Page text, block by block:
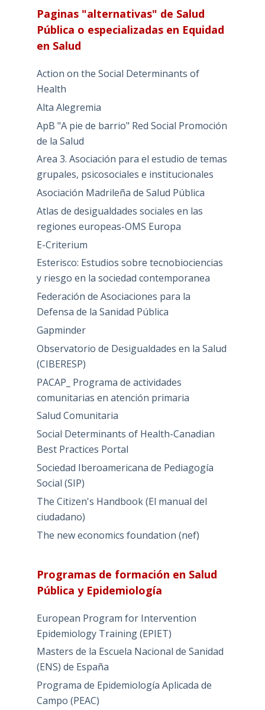
Paginas "alternativas" de Salud
Pública o especializadas en Equidad
en Salud
Action on the Social Determinants of
Health
Alta Alegremia
ApB "A pie de barrio" Red Social Promoción
de la Salud
Area 3. Asociación para el estudio de temas
grupales, psicosociales e institucionales
Asociación Madrileña de Salud Pública
Atlas de desigualdades sociales en las
regiones europeas-OMS Europa
E-Criterium
Esterisco: Estudios sobre tecnobiociencias
y riesgo en la sociedad contemporanea
Federación de Asociaciones para la
Defensa de la Sanidad Pública
Gapminder
Observatorio de Desigualdades en la Salud
(CIBERESP)
PACAP_ Programa de actividades
comunitarias en atención primaria
Salud Comunitaria
Social Determinants of Health-Canadian
Best Practices Portal
Sociedad Iberoamericana de Pediagogía
Social (SIP)
The Citizen's Handbook (El manual del
ciudadano)
The new economics foundation (nef)
Programas de formación en Salud
Pública y Epidemiología
European Program for Intervention
Epidemiology Training (EPIET)
Masters de la Escuela Nacional de Sanidad
(ENS) de España
Programa de Epidemiología Aplicada de
Campo (PEAC)